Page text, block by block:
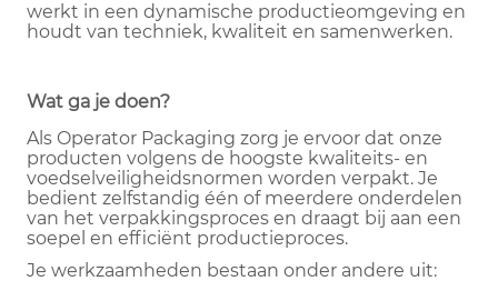
werkt in een dynamische productieomgeving en
houdt van techniek, kwaliteit en samenwerken.
Wat ga je doen?
Als Operator Packaging zorg je ervoor dat onze
producten volgens de hoogste kwaliteits- en
voedselveiligheidsnormen worden verpakt. Je
bedient zelfstandig één of meerdere onderdelen
van het verpakkingsproces en draagt bij aan een
soepel en efficiënt productieproces.
Je werkzaamheden bestaan onder andere uit: